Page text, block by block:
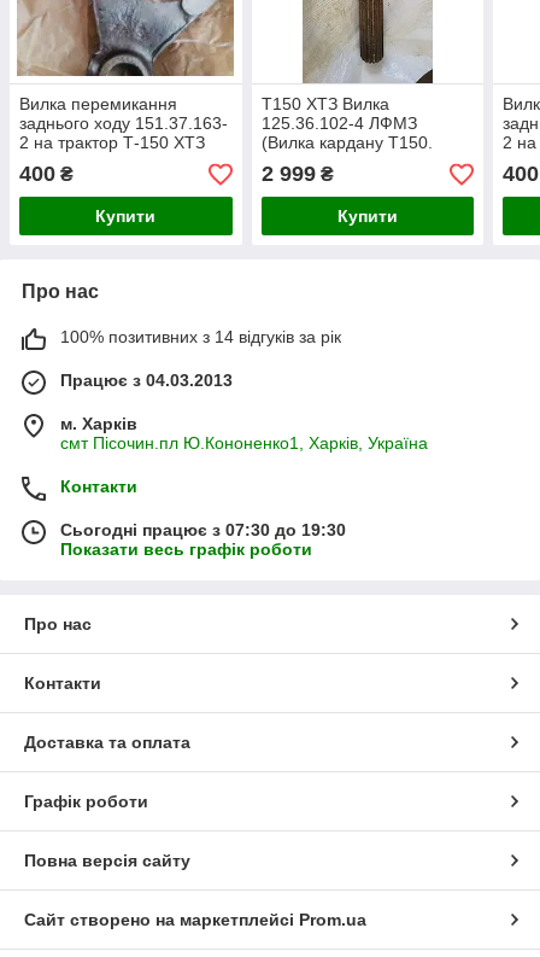
Вилка перемикання
заднього ходу 151.37.163-
2 на трактор Т-150 ХТЗ
т-156
400 ₴
Купити
Т150 ХТЗ Вилка
125.36.102-4 ЛФМЗ
(Вилка кардану Т150.
125.36.011-2
2 999₴
Купити
2 на
т-
400
Про нас
100% позитивних з 14 відгуків за рік
Працює з 04.03.2013
м. Харків
смт Пісочин.пл Ю.Кононенко1, Харків, Україна
Контакти
Сьогодні працює з 07:30 до 19:30
Показати весь графік роботи
Про нас
Контакти
Доставка та оплата
Графік роботи
Повна версія сайту
Сайт створено на маркетплейсі Prom.ua